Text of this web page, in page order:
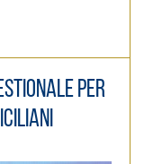
PER